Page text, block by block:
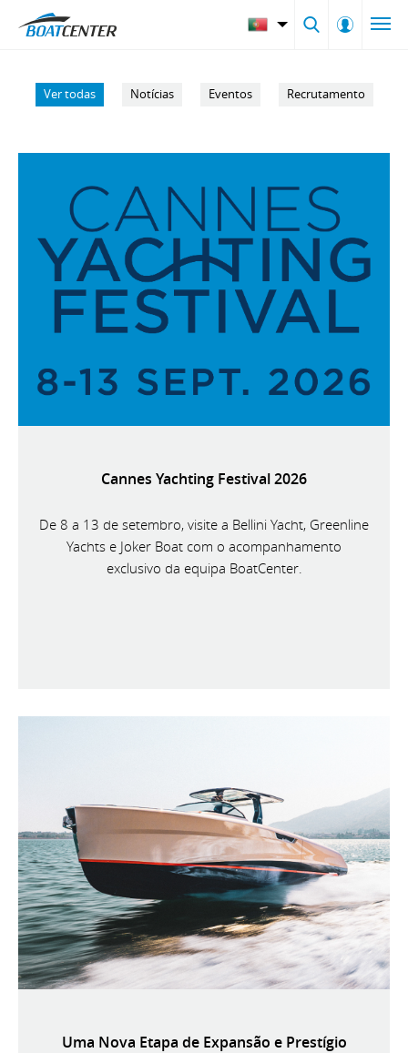
Ver todas Notícias Eventos Recrutamento
Cannes Yachting Festival 2026
De 8 a 13 de setembro, visite a Bellini Yacht, Greenline
Yachts e Joker Boat com o acompanhamento
exclusivo da equipa BoatCenter.
Uma Nova Etapa de Expansão e Prestígio